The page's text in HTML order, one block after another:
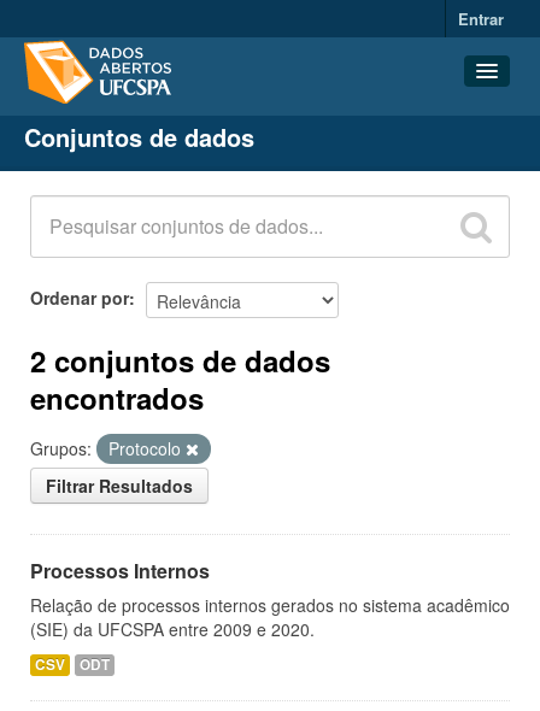
Entrar
Conjuntos de dados
Organizações
Grupos
Sobre
Conjuntos de dados
Ordenar por
2 conjuntos de dados
encontrados
Grupos:
Protocolo
Filtrar Resultados
Processos Internos
Relação de processos internos gerados no sistema acadêmico
(SIE) da UFCSPA entre 2009 e 2020.
CSV ODT